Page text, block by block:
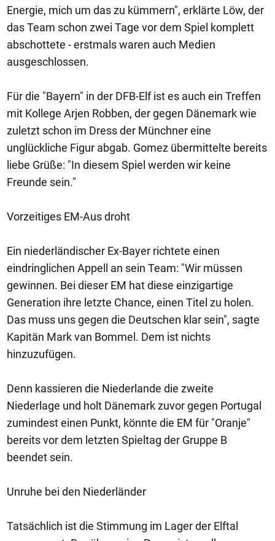
Energie, mich um das zu kümmern", erklärte Löw, der
das Team schon zwei Tage vor dem Spiel komplett
abschottete - erstmals waren auch Medien
ausgeschlossen.
Für die "Bayern" in der DFB-Elf ist es auch ein Treffen
mit Kollege Arjen Robben, der gegen Dänemark wie
zuletzt schon im Dress der Münchner eine
unglückliche Figur abgab. Gomez übermittelte bereits
liebe Grüße: "In diesem Spiel werden wir keine
Freunde sein."
Vorzeitiges EM-Aus droht
Ein niederländischer Ex-Bayer richtete einen
eindringlichen Appell an sein Team: "Wir müssen
gewinnen. Bei dieser EM hat diese einzigartige
Generation ihre letzte Chance, einen Titel zu holen.
Das muss uns gegen die Deutschen klar sein", sagte
Kapitän Mark van Bommel. Dem ist nichts
hinzuzufügen.
Denn kassieren die Niederlande die zweite
Niederlage und holt Dänemark zuvor gegen Portugal
zumindest einen Punkt, könnte die EM für "Oranje"
bereits vor dem letzten Spieltag der Gruppe B
beendet sein.
Unruhe bei den Niederländer
Tatsächlich ist die Stimmung im Lager der Elftal